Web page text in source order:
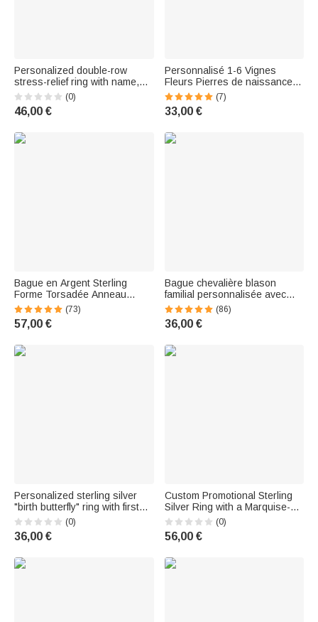
Personalized double-row
stress-relief ring with name,
elegant jewelry, birthday or
wedding gift for him or her
(0)
46,00 €
Personnalisé 1-6 Vignes
Fleurs Pierres de naissance
Bague en argent Dainty
Jewelry Birthday Anniversary
Mother's Day Gift for Women
(7)
33,00 €
Bague en Argent Sterling
Forme Torsadée Anneau
Personnalisé avec Double
Nom Gravé Cadeau de
Mariage Saint Valentin
(73)
57,00 €
Bague chevalière blason
familial personnalisée avec
gravure signe héraldique -
Cadeau d'anniversaire et fête
des Pères pour famille et ami
(86)
36,00 €
Personalized sterling silver
"birth butterfly" ring with first
name – Minimalist jewelry –
Birthday or wedding gift for a
best friend or maid of honor
(0)
36,00 €
Custom Promotional Sterling
Silver Ring with a Marquise-
Cut Birthstone and Engraved
Inscription – Birthday or
Graduation Gift for Graduates
(0)
56,00 €